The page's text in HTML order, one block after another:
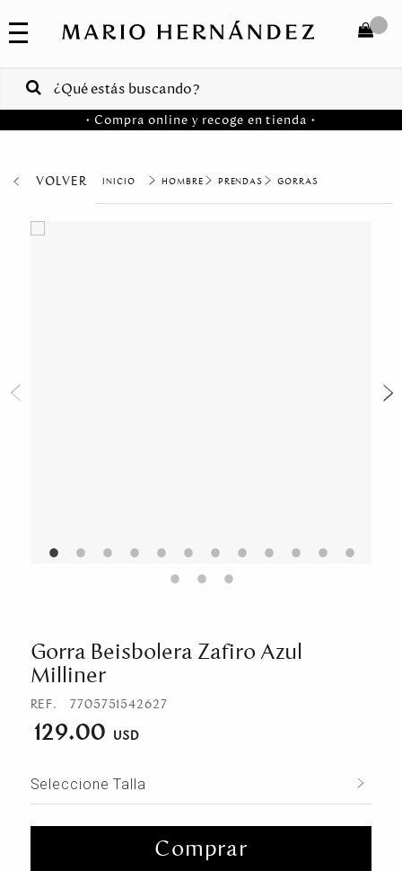
COLECCIONES
VENTAS
CORPORATIVAS COMPRAR
• Compra online y recoge en tienda •
VOLVER HOMBRE PRENDAS GORRAS
Gorra Beisbolera Zafiro Azul
Milliner
REF. 7705751542627
129.00
Seleccione Talla
Comprar